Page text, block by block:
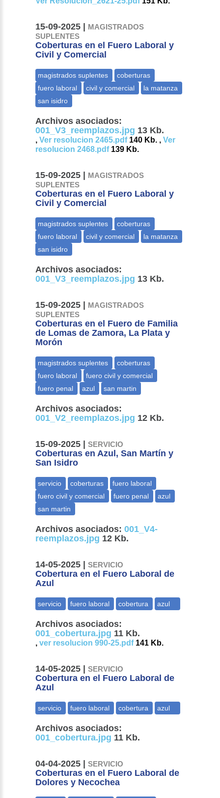
15-09-2025 |
MAGISTRADOS
SUPLENTES
Coberturas en el Fuero Laboral y
Civil y Comercial
Archivos asociados:
001_V3_reemplazos.jpg 13 Kb.
,Ver resolucion 2465.pdf140 Kb. ,Ver
resolucion 2468.pdf139 Kb.
15-09-2025 |
MAGISTRADOS
SUPLENTES
Coberturas en el Fuero Laboral y
Civil y Comercial
Archivos asociados:
001_V3_reemplazos.jpg 13 Kb.
15-09-2025 |
MAGISTRADOS
SUPLENTES
Coberturas en el Fuero de Familia
de Lomas de Zamora, La Plata y
Morón
Archivos asociados:
001_V2_reemplazos.jpg 12 Kb.
15-09-2025 |SERVICIO
Coberturas en Azul, San Martín y
San Isidro
Archivos asociados: 001_V4-
reemplazos.jpg 12 Kb.
14-05-2025 |SERVICIO
Cobertura en el Fuero Laboral de
Azul
Archivos asociados:
001_cobertura.jpg 11 Kb.
,ver resolucion 990-25.pdf141 Kb.
14-05-2025 |SERVICIO
Cobertura en el Fuero Laboral de
Azul
Archivos asociados:
001_cobertura.jpg 11 Kb.
04-04-2025 |SERVICIO
Coberturas en el Fuero Laboral de
Dolores y Necochea